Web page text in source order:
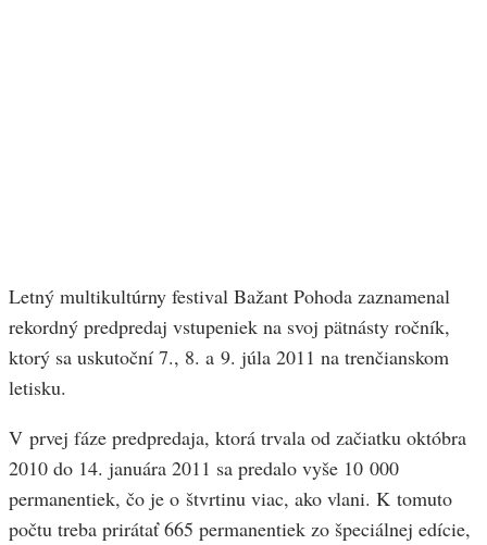
Letný multikultúrny festival Bažant Pohoda zaznamenal
rekordný predpredaj vstupeniek na svoj pätnásty ročník,
ktorý sa uskutoční 7., 8. a 9. júla 2011 na trenčianskom
letisku.
V prvej fáze predpredaja, ktorá trvala od začiatku októbra
2010 do 14. januára 2011 sa predalo vyše 10 000
permanentiek, čo je o štvrtinu viac, ako vlani. K tomuto
počtu treba prirátať 665 permanentiek zo špeciálnej edície,